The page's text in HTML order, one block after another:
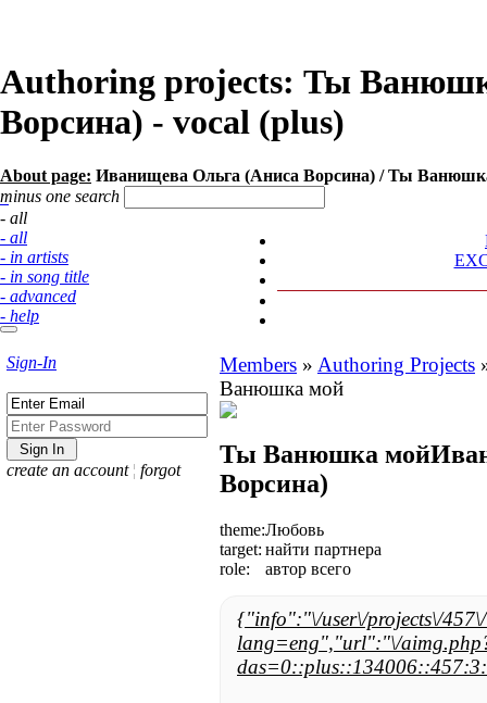
Authoring projects: Ты
Ворсина) - vocal (plus)
About page: Иванищева Ольга (Аниса Ворсина) / Ты
minus one search
- all
- all
- in artists
- in song title
- advanced
- help
Sign-In
create an account ¦ forgot
Members » Authoring Projects
Ванюшка мой
Ты Ванюшка мой
Ворсина)
theme:Любовь
target: найти партнера
role:
автор всего
{"info":"\/user\/projects\/
lang=eng","url":"\/